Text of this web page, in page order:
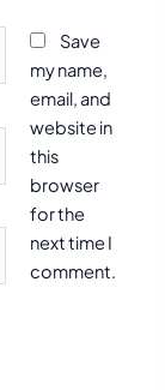
Save
my name,
email, and
website in
this
browser
for the
next time I
comment.